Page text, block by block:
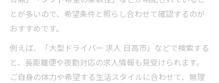
安心して働けるドライバー求人の条件とは
日高市で見つかる信頼できる求人の特徴
働く安心感が得られる職場の見極め方
サポート体制が充実した求人で安心転職
とが多いので、希望条件と照らし合わせて確認するのが
おすすめです。
例えば、「大型ドライバー 求人 日高市」などで検索する
と、長距離便や夜勤対応の求人情報も見受けられます。
ご自身の体力や希望する生活スタイルに合わせて、無理